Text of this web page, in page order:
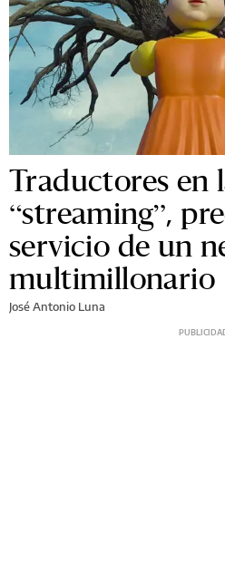
Traductores en
“streaming”,
servicio de un
multimillonario
José Antonio Luna